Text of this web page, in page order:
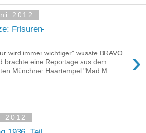
2012
Frisuren-
›
wird immer wichtiger" wusste BRAVO
brachte eine Reportage aus dem
Münchner Haartempel "Mad M...
2012